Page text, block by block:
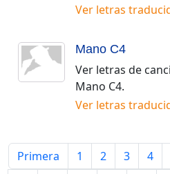
Ver letras
Mano C4
Ver letras de
Mano C4.
Ver letras
Primera 1 2 3 4